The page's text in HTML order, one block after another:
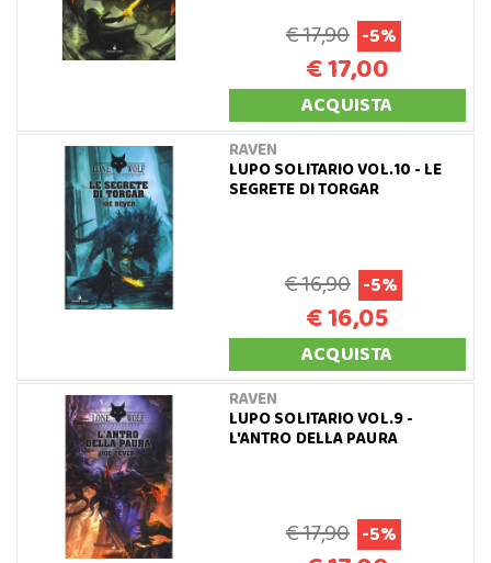
€ 17,90 -5%
€ 17,00
ACQUISTA
RAVEN
LUPO SOLITARIO VOL.10 - LE
SEGRETE DI TORGAR
€ 16,90 -5%
€ 16,05
ACQUISTA
RAVEN
LUPO SOLITARIO VOL.9 -
L'ANTRO DELLA PAURA
€ 17,90 -5%